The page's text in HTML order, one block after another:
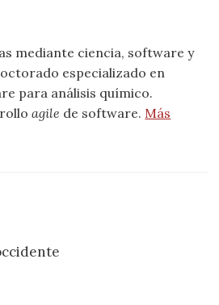
mediante ciencia, software y
especializado en
para análisis químico.
agile de software. Más